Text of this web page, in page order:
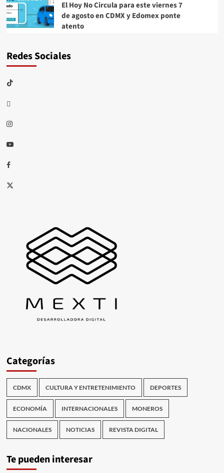
El Hoy No Circula para este viernes 7
de agosto en CDMX y Edomex ponte
atento
Redes Sociales
TikTok
threads
Instagram
Youtube
Facebook
X
Categorías
CDMX CULTURA Y ENTRETENIMIENTO DEPORTES
ECONOMÍA INTERNACIONALES MONEROS
NACIONALES NOTICIAS REVISTA DIGITAL
Te pueden interesar